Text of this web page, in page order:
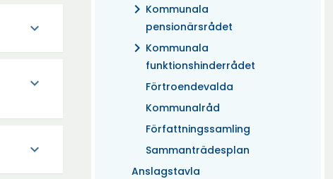
chevron_right Kommunala
pensionärsrådet
chevron_right Kommunala
funktionshinderrådet
Förtroendevalda
Kommunalråd
Författningssamling
Sammanträdesplan
Anslagstavla
expand_more
expand_more
expand_more